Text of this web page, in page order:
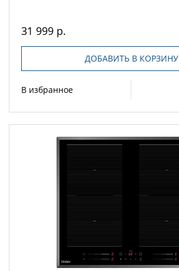
31 999 р.
ДОБАВИТЬ В КОРЗИНУ
В избранное